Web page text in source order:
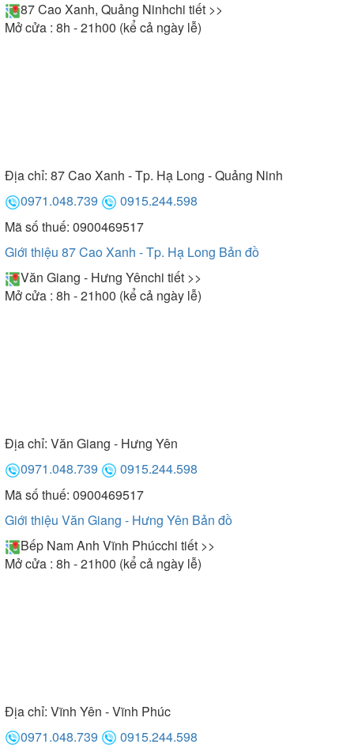
87 Cao Xanh, Quảng Ninhchi tiết >>
Mở cửa : 8h - 21h00 (kể cả ngày lễ)
Địa chỉ: 87 Cao Xanh - Tp. Hạ Long - Quảng Ninh
0971.048.739
0915.244.598
Mã số thuế: 0900469517
Giới thiệu 87 Cao Xanh - Tp. Hạ Long Bản đồ
Văn Giang - Hưng Yênchi tiết >>
Mở cửa : 8h - 21h00 (kể cả ngày lễ)
Địa chỉ: Văn Giang - Hưng Yên
0971.048.739
0915.244.598
Mã số thuế: 0900469517
Giới thiệu Văn Giang - Hưng Yên Bản đồ
Bếp Nam Anh Vĩnh Phúcchi tiết >>
Mở cửa : 8h - 21h00 (kể cả ngày lễ)
Địa chỉ: Vĩnh Yên - Vĩnh Phúc
0971.048.739
0915.244.598